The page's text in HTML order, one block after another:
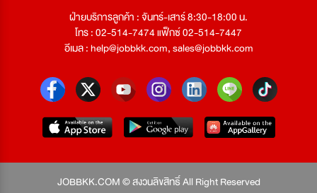
ฝ่ายบริการลูกค้า : จันทร์-เสาร์ 8:30-18:00 น.
โทร : 02-514-7474 แฟ็กซ์ 02-514-7447
อีเมล :help@jobbkk.com,sales@jobbkk.com
JOBBKK.COM © สงวนลิขสิทธิ์ All Right Reserved